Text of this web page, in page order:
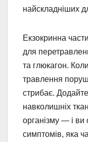
найскладніших
Екзокринна
для
та глюкагон.
травлення
стрибає.
навколишніх
організму — і
симптомів, яка